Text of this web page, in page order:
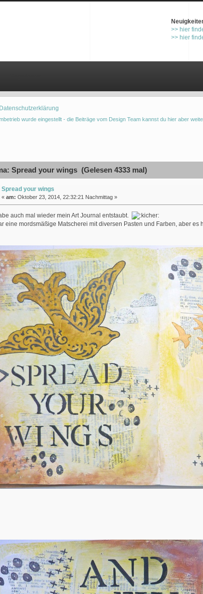
>> hier
>> hier
| Datenschutzerklärung
wurde eingestellt - die Beiträge vom Design Team kannst du hier aber
Spread your wings (Gelesen 4333 mal)
Spread your wings
« am: Oktober 23, 2014, 22:32:21 Nachmittag »
auch mal wieder mein Art Journal entstaubt.
eine mordsmäßige Matscherei mit diversen Pasten und Farben, aber es